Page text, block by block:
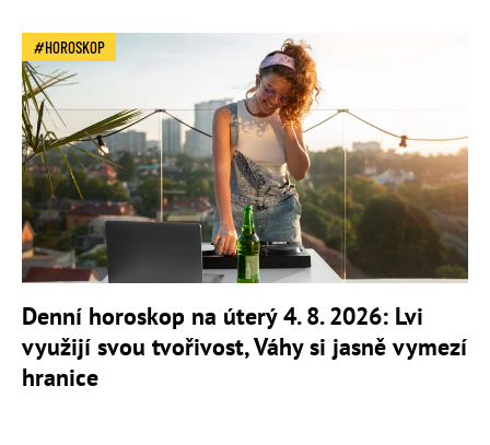
HOROSKOP
Denní horoskop na úterý 4. 8. 2026: Lvi
využijí svou tvořivost, Váhy si jasně vymezí
hranice